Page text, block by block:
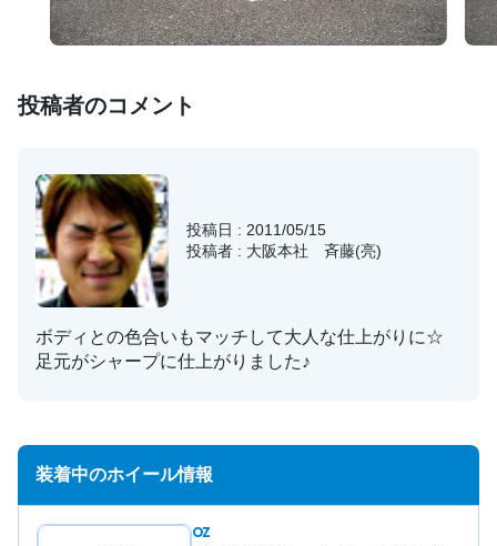
投稿者のコメント
投稿日 : 2011/05/15
投稿者 : 大阪本社 斉藤(亮)
ボディとの色合いもマッチして大人な仕上がりに☆
足元がシャープに仕上がりました♪
装着中のホイール情報
OZ